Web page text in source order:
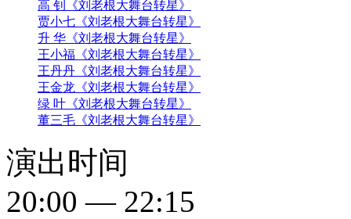
高 钊
《刘老根大舞台转星》
贾小七 《刘老根大舞台转星》
升 华 《刘老根大舞台转星》
王小福 《刘老根大舞台转星》
王丹丹 《刘老根大舞台转星》
王金龙 《刘老根大舞台转星》
绿 叶 《刘老根大舞台转星》
董三毛 《刘老根大舞台转星》
演出时间
20:00 — 22:15